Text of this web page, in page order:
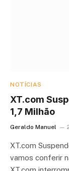
NOTÍCIAS
XT.com
1,7 Milhão
Geraldo Manuel
XT.com
vamos conferir